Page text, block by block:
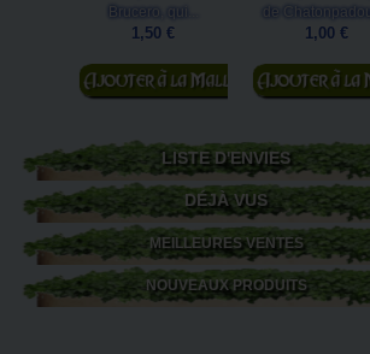
Brucero, qui...
1,50 €
Ajouter au
panier
de
1,00 €
Ajouter au
panier
LISTE D'ENVIES
DÉJÀ VUS
MEILLEURES VENTES
NOUVEAUX PRODUITS